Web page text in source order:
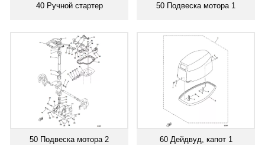
40 Ручной стартер 50 Подвеска мотора 1
50 Подвеска мотора 2 60 Дейдвуд, капот 1